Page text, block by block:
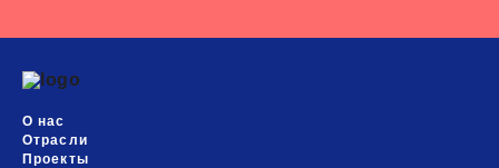
О нас
Отрасли
Проекты